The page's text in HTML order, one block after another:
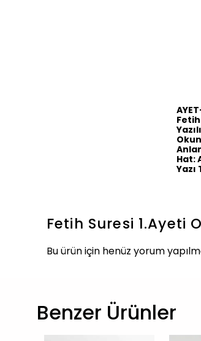
Hat:
Fetih Suresi 1.Ayeti
Bu ürün için henüz yorum
Benzer Ürünler